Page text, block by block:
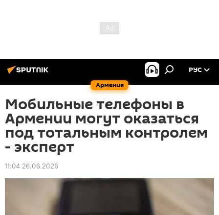
Армения
РУС
Мобильные телефоны в
Армении могут оказаться
под тотальным контролем
- эксперт
11:04 26.06.2026